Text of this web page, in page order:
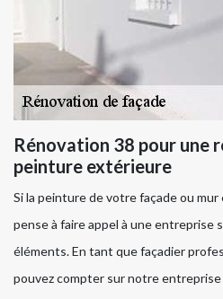
Rénovation 38 pour une
peinture extérieure
Si la peinture de votre façade ou mur
pense à faire appel à une entreprise
éléments. En tant que façadier
pouvez compter sur notre